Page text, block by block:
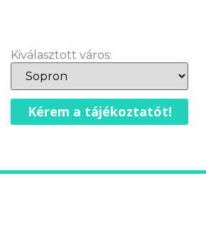
Kiválasztott város:
Kérem a tájékoztatót!